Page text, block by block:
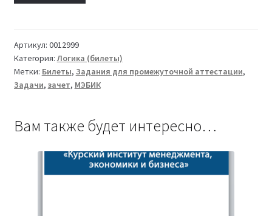
Логика
ТМ-009/68-
1
Артикул: 0012999
Категория:Логика (билеты)
Метки: Билеты, Задания для промежуточной аттестации,
Задачи, зачет, МЭБИК
Вам также будет интересно…